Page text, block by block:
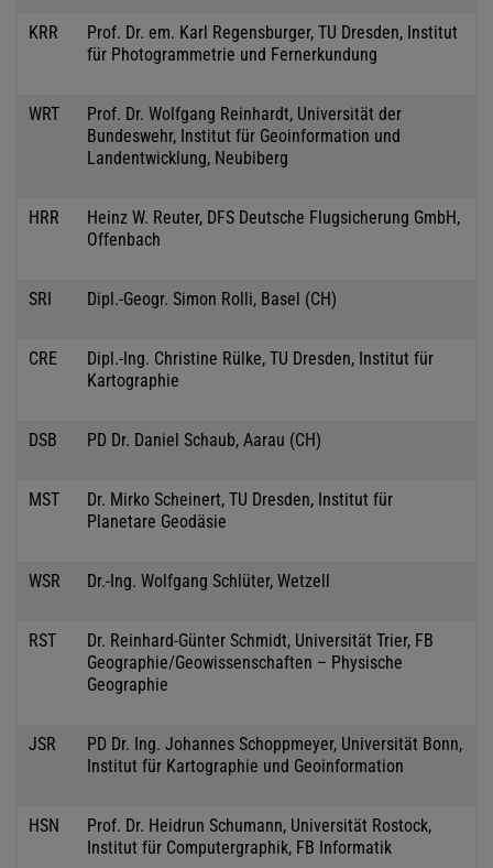
KRR
Prof. Dr. em. Karl Regensburger, TU Dresden, Institut
für Photogrammetrie und Fernerkundung
WRT
Prof. Dr. Wolfgang Reinhardt, Universität der
Bundeswehr, Institut für Geoinformation und
Landentwicklung, Neubiberg
HRR
Heinz W. Reuter, DFS Deutsche Flugsicherung GmbH,
Offenbach
SRI Dipl.-Geogr. Simon Rolli, Basel (CH)
CRE
Dipl.-Ing. Christine Rülke, TU Dresden, Institut für
Kartographie
DSB PD Dr. Daniel Schaub, Aarau (CH)
MST
Dr. Mirko Scheinert, TU Dresden, Institut für
Planetare Geodäsie
WSR Dr.-Ing. Wolfgang Schlüter, Wetzell
RST
Dr. Reinhard-Günter Schmidt, Universität Trier, FB
Geographie/Geowissenschaften – Physische
Geographie
JSR
PD Dr. Ing. Johannes Schoppmeyer, Universität Bonn,
Institut für Kartographie und Geoinformation
HSN
Prof. Dr. Heidrun Schumann, Universität Rostock,
Institut für Computergraphik, FB Informatik